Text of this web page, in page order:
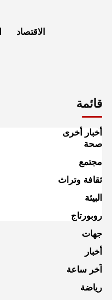
الاقتصاد
قائمة
أخبار أخرى
صحة
مجتمع
ثقافة وتراث
البيئة
روبورتاج
جهات
أخبار
آخر ساعة
رياضة